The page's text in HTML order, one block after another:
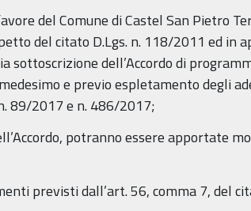
del Comune di Castel San Pietro
del citato D.Lgs. n. 118/2011 ed in
sottoscrizione dell’Accordo di
e previo espletamento degli
89/2017 e n. 486/2017;
potranno essere apportate
previsti dall’art. 56, comma 7, del